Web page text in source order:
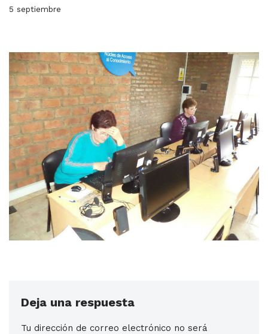
5 septiembre
Deja una respuesta
Tu dirección de correo electrónico no será